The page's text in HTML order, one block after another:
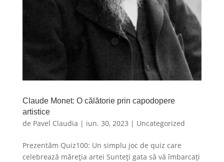
Claude Monet: O călătorie prin capodopere
artistice
de Pavel Claudia | iun. 30, 2023 | Uncategorized
Prezentăm Quiz100: Un simplu joc de quiz care
celebrează măreția artei Sunteți gata să vă îmbarcați